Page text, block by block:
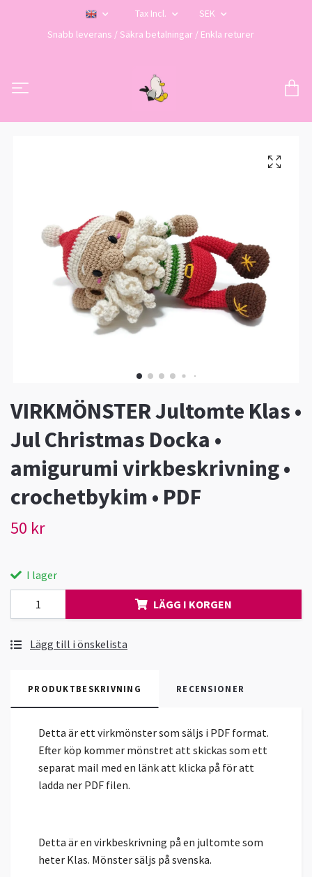
Tax Incl.
SEK
Snabb leverans / Säkra betalningar / Enkla returer
VIRKMÖNSTER Jultomte Klas •
Jul Christmas Docka •
amigurumi virkbeskrivning •
crochetbykim • PDF
50 kr
I lager
LÄGG I KORGEN
Lägg till i önskelista
PRODUKTBESKRIVNING RECENSIONER
Detta är ett virkmönster som säljs i PDF format.
Efter köp kommer mönstret att skickas som ett
separat mail med en länk att klicka på för att
ladda ner PDF filen.
Detta är en virkbeskrivning på en jultomte som
heter Klas. Mönster säljs på svenska.